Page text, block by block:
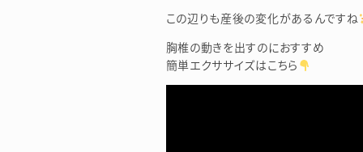
この辺りも産後の変化があるんですね
胸椎の動きを出すのにおすすめ
簡単エクササイズはこちら